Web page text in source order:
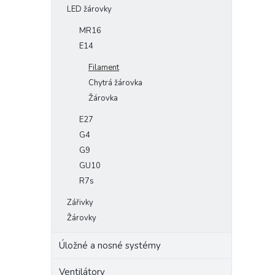
LED žárovky
MR16
E14
Filament
Chytrá žárovka
Žárovka
E27
G4
G9
GU10
R7s
Zářivky
Žárovky
Úložné a nosné systémy
Ventilátory